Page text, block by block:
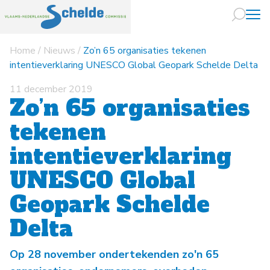
Home / Nieuws / Zo’n 65 organisaties tekenen
intentieverklaring UNESCO Global Geopark Schelde Delta
11 december 2019
Zo’n 65 organisaties
tekenen
intentieverklaring
UNESCO Global
Geopark Schelde
Delta
Op 28 november ondertekenden zo'n 65